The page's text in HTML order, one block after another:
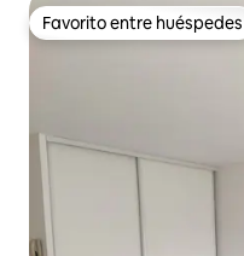
Favorito entre huéspedes
Favorito entre huéspedes